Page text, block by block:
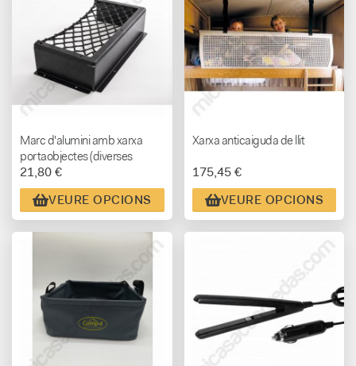
Marc d'alumini amb xarxa
portaobjectes (diverses
mides)
21,80 €
VEURE OPCIONS
Xarxa anticaiguda de llit
175,45 €
VEURE OPCIONS